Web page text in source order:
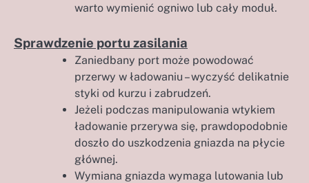
warto wymienić ogniwo lub cały moduł.
Sprawdzenie portu zasilania
Zaniedbany port może powodować
przerwy w ładowaniu – wyczyść delikatnie
styki od kurzu i zabrudzeń.
Jeżeli podczas manipulowania wtykiem
ładowanie przerywa się, prawdopodobnie
doszło do uszkodzenia gniazda na płycie
głównej.
Wymiana gniazda wymaga lutowania lub